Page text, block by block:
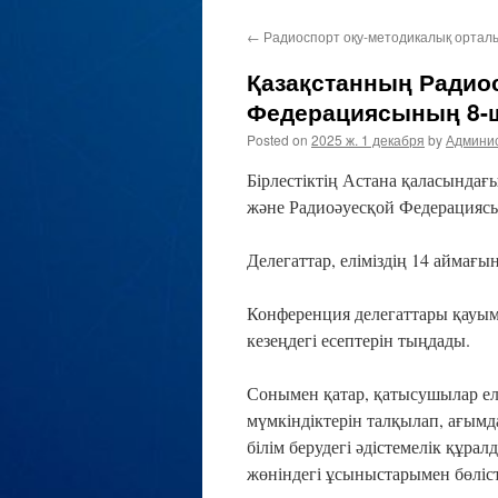
← Радиоспорт оқу-методикалық
Қазақстанның
Федерациясының 8-
Posted on 2025 ж. 1 декабря by
Бірлестіктің Астана
және Радиоәуесқой
Делегаттар, еліміздің 14
Конференция делегаттары
кезеңдегі есептерін тыңдады.
Сонымен қатар, қатысушылар
мүмкіндіктерін талқылап,
білім берудегі әдістемелік
жөніндегі ұсыныстарымен